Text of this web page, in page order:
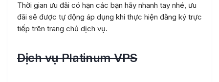
Thời gian ưu đãi có hạn các bạn hãy nhanh tay nhé, ưu
đãi sẽ được tự động áp dụng khi thực hiện đăng ký trực
tiếp trên trang chủ dịch vụ.
Dịch vụ Platinum VPS